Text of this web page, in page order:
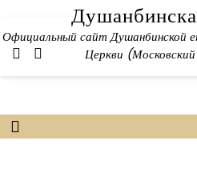
content
Официальный сайт Душанбинской
Церкви